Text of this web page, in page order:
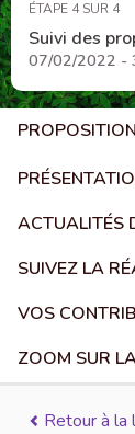
ÉTAPE 4 SUR 4
Suivi des
07/02/2022 -
ACTUALITÉS
SUIVEZ LA
VOS
ZOOM SUR
Retour à la